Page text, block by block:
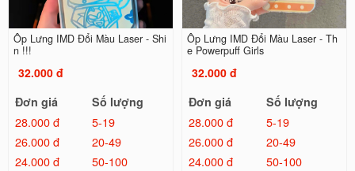
Ốp Lưng IMD Đổi Màu Laser - Shi
n !!!
32.000 đ
Đơn giá
Số lượng
28.000 đ
5-19
26.000 đ
20-49
24.000 đ
50-100
Ốp Lưng IMD Đổi Màu Laser - Th
e Powerpuff Girls
32.000 đ
Đơn giá
Số lượng
28.000 đ
5-19
26.000 đ
20-49
24.000 đ
50-100